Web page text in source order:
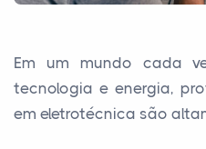
Em um mundo cada
tecnologia e energia,
em eletrotécnica são